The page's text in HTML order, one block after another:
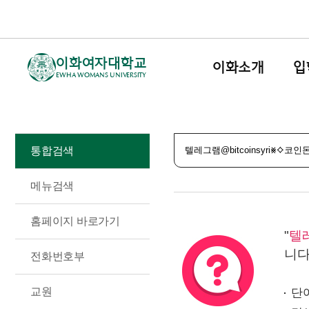
이화여자대학교
EWHA WOMANS UNIVERSITY
이화소개
통합검색
메뉴검색
홈페이지 바로가기
전화번호부
교원
"텔
니
단